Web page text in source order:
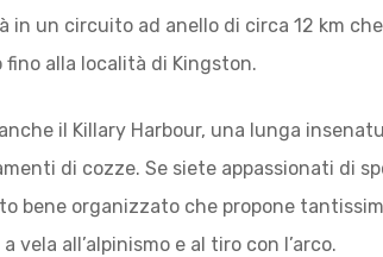
in un circuito ad anello di circa 12 km
fino alla località di Kingston.
il Killary Harbour, una lunga
di cozze. Se siete appassionati di
bene organizzato che propone
vela all’alpinismo e al tiro con l’arco.